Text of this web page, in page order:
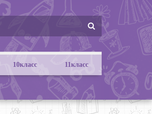
10класс 11класс